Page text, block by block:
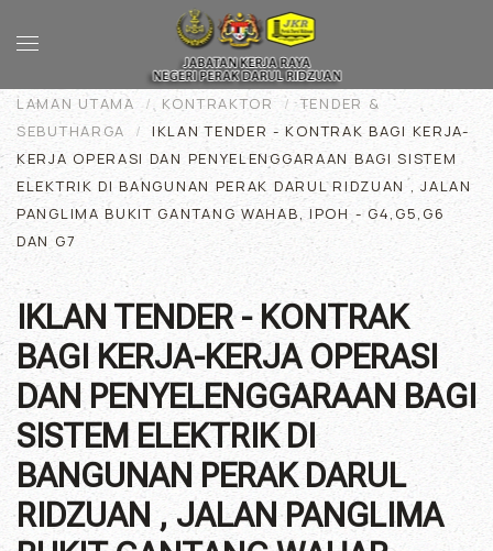
Skip to main content
LAMAN UTAMA KONTRAKTOR
TENDER &
SEBUTHARGA
IKLAN TENDER - KONTRAK BAGI KERJA-
KERJA OPERASI DAN PENYELENGGARAAN BAGI SISTEM
ELEKTRIK DI BANGUNAN PERAK DARUL RIDZUAN , JALAN
PANGLIMA BUKIT GANTANG WAHAB, IPOH - G4,G5,G6
DAN G7
IKLAN TENDER - KONTRAK
BAGI KERJA-KERJA OPERASI
DAN PENYELENGGARAAN BAGI
SISTEM ELEKTRIK DI
BANGUNAN PERAK DARUL
RIDZUAN , JALAN PANGLIMA